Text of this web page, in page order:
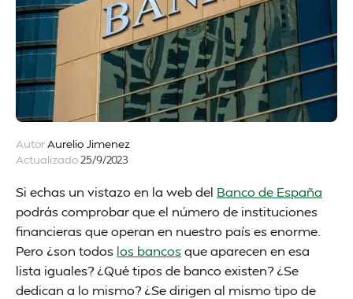
AutorAurelio Jimenez
Actualizado25/9/2023
Si echas un vistazo en la web del Banco de España
podrás comprobar que el número de instituciones
financieras que operan en nuestro país es enorme.
Pero ¿son todos los bancosque aparecen en esa
lista iguales? ¿Qué tipos de banco existen? ¿Se
dedican a lo mismo? ¿Se dirigen al mismo tipo de